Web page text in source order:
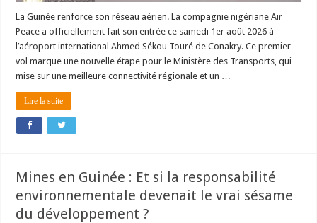
La Guinée renforce son réseau aérien. La compagnie nigériane Air
Peace a officiellement fait son entrée ce samedi 1er août 2026 à
l’aéroport international Ahmed Sékou Touré de Conakry. Ce premier
vol marque une nouvelle étape pour le Ministère des Transports, qui
mise sur une meilleure connectivité régionale et un …
Lire la suite
Mines en Guinée : Et si la responsabilité
environnementale devenait le vrai sésame
du développement ?